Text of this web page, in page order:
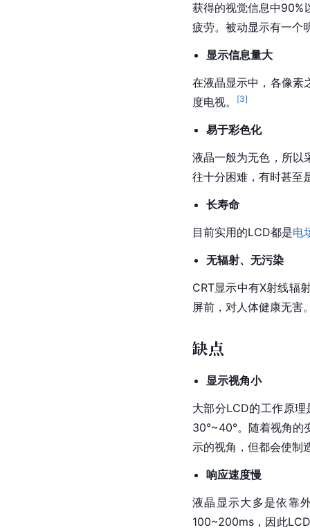
获得的视觉信息中90%
疲劳。被动显示有一个
显示信息量大
在液晶显示中，各像素
度电视。
[3]
易于彩色化
液晶一般为无色，所以
往十分困难，有时甚至
长寿命
目前实用的LCD都是电
无辐射、无污染
CRT显示中有X射线辐
屏前，对人体健康无害
缺点
显示视角小
大部分LCD的工作原理
30°~40°。随着视角的
示的视角，但都会使制
响应速度慢
液晶显示大多是依靠
100~200ms，因此